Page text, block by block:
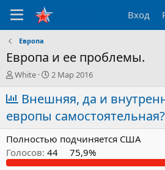
Вход
Европа
Европа и ее проблемы.
А
в
т
о
р
т
е
м
ы
White
Д
а
т
а
а
ч
а
л
2 Мар 2016
Внешняя, да и
европы самостоятельная?
Полностью подчиняется США
Голосов: 44 75,9%